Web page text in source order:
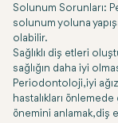
Solunum Sorunları:
solunum yoluna
olabilir.
Sağlıklı diş etleri
sağlığın daha iyi
Periodontoloji, iyi
hastalıkları
önemini anlamak, diş